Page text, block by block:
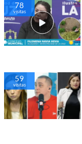
78
visitas
59
visitas